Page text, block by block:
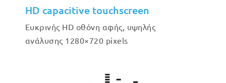
HD capacitive touchscreen
Ευκρινής HD οθόνη αφής, υψηλής
ανάλυσης 1280×720 pixels